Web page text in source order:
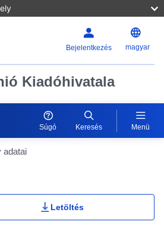
Bejelentkezés magyar
Kiadóhivatala
Súgó Keresés Menü
adatai
Actions Portlet
Letöltés